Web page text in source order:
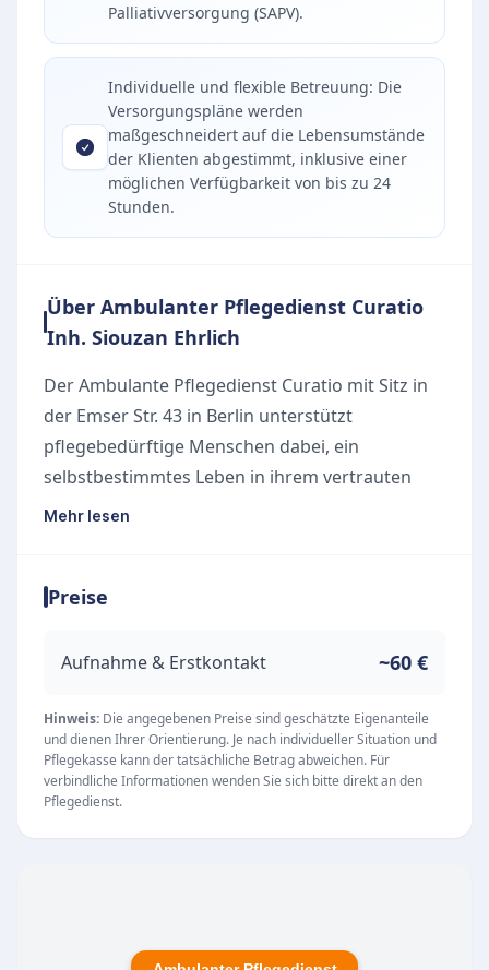
Palliativversorgung (SAPV).
Individuelle und flexible Betreuung: Die
Versorgungspläne werden
maßgeschneidert auf die Lebensumstände
der Klienten abgestimmt, inklusive einer
möglichen Verfügbarkeit von bis zu 24
Stunden.
Über Ambulanter Pflegedienst Curatio
Inh. Siouzan Ehrlich
Der Ambulante Pflegedienst Curatio mit Sitz in
der Emser Str. 43 in Berlin unterstützt
pflegebedürftige Menschen dabei, ein
selbstbestimmtes Leben in ihrem vertrauten
Umfeld zu führen. Das oberste Ziel ist es,
erleichtern. Mit einem qualifizierten Team bietet
sich flexibel an die persönlichen Bedürfnisse,
Unsere Leistungen
Das Leistungsangebot umfasst die ambulante
pflegerische und hauswirtschaftliche
Versorgung im Rahmen der Pflegeversicherung
(SGB XI), der häuslichen Krankenpflege (SGB V)
Mehr lesen
Preise
Aufnahme & Erstkontakt ~60 €
Hinweis: Die angegebenen Preise sind geschätzte Eigenanteile
und dienen Ihrer Orientierung. Je nach individueller Situation und
Pflegekasse kann der tatsächliche Betrag abweichen. Für
verbindliche Informationen wenden Sie sich bitte direkt an den
Pflegedienst.